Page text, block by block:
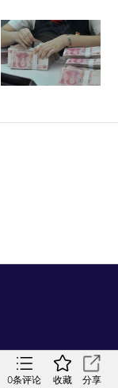
0条评论 收藏 分享